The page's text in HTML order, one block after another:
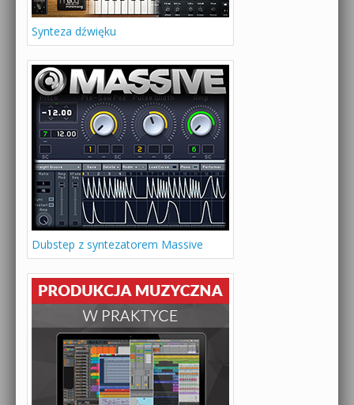
Synteza dźwięku
Dubstep z syntezatorem Massive